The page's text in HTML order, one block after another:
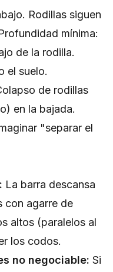
Rodillas siguen
mínima:
de la rodilla.
el suelo.
de rodillas
en la bajada.
"separar el
La barra descansa
con agarre de
altos (paralelos al
los codos.
no negociable: Si